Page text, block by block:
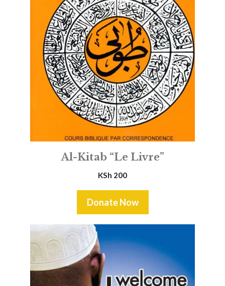
Al-Kitab “Le Livre”
KSh 200
Donate Now